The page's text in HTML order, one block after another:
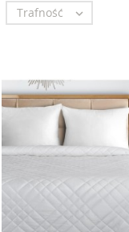
Trafność 